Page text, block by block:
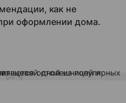
как не
оформлении дома.